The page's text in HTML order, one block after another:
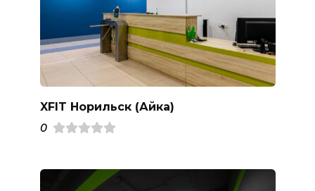
XFIT Норильск (Айка)
0